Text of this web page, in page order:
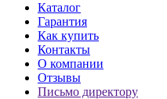
Каталог
Гарантия
Как купить
Контакты
О компании
Отзывы
Письмо директору